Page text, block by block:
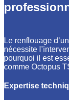
Le renflouage
nécessite
pourquoi il est
comme Octopus
Expertise